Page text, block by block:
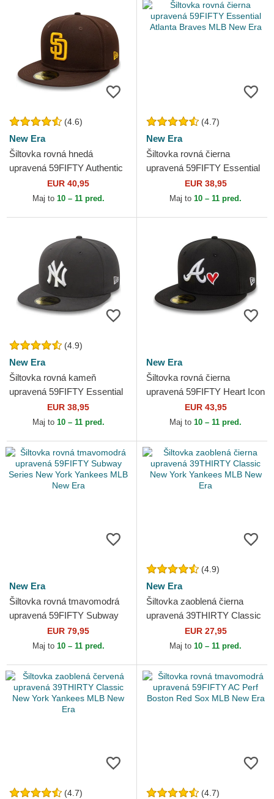
(4.6)
New Era
Šiltovka rovná hnedá
upravená 59FIFTY Authentic
On Field San Diego Padres
MLB New Era
EUR 40,95
Maj to 10 – 11 pred.
(4.7)
New Era
Šiltovka rovná čierna
upravená 59FIFTY Essential
Atlanta Braves MLB New Era
EUR 38,95
Maj to 10 – 11 pred.
(4.9)
New Era
Šiltovka rovná kameň
upravená 59FIFTY Essential
New York Yankees MLB
New Era
EUR 38,95
Maj to 10 – 11 pred.
New Era
Šiltovka rovná čierna
upravená 59FIFTY Heart Icon
Atlanta Braves MLB New Era
EUR 43,95
Maj to 10 – 11 pred.
New Era
Šiltovka rovná tmavomodrá
upravená 59FIFTY Subway
Series New York Yankees
MLB New Era
EUR 79,95
Maj to 10 – 11 pred.
(4.9)
New Era
Šiltovka zaoblená čierna
upravená 39THIRTY Classic
New York Yankees MLB New
EUR 27,95
Maj to 10 – 11 pred.
(4.7) (4.7)